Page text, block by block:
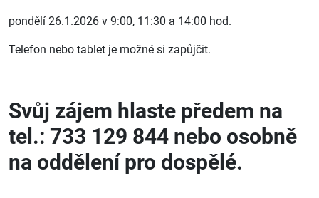
pondělí 26.1.2026 v 9:00, 11:30 a 14:00 hod.
Telefon nebo tablet je možné si zapůjčit.
Svůj zájem hlaste předem na
tel.: 733 129 844 nebo osobně
na oddělení pro dospělé.